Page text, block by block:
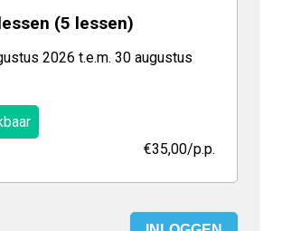
(5 lessen)
2026 t.e.m. 30 augustus
€35,00/p.p.